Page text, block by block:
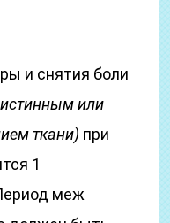
и снятия боли
или
ткани) при
1
меж